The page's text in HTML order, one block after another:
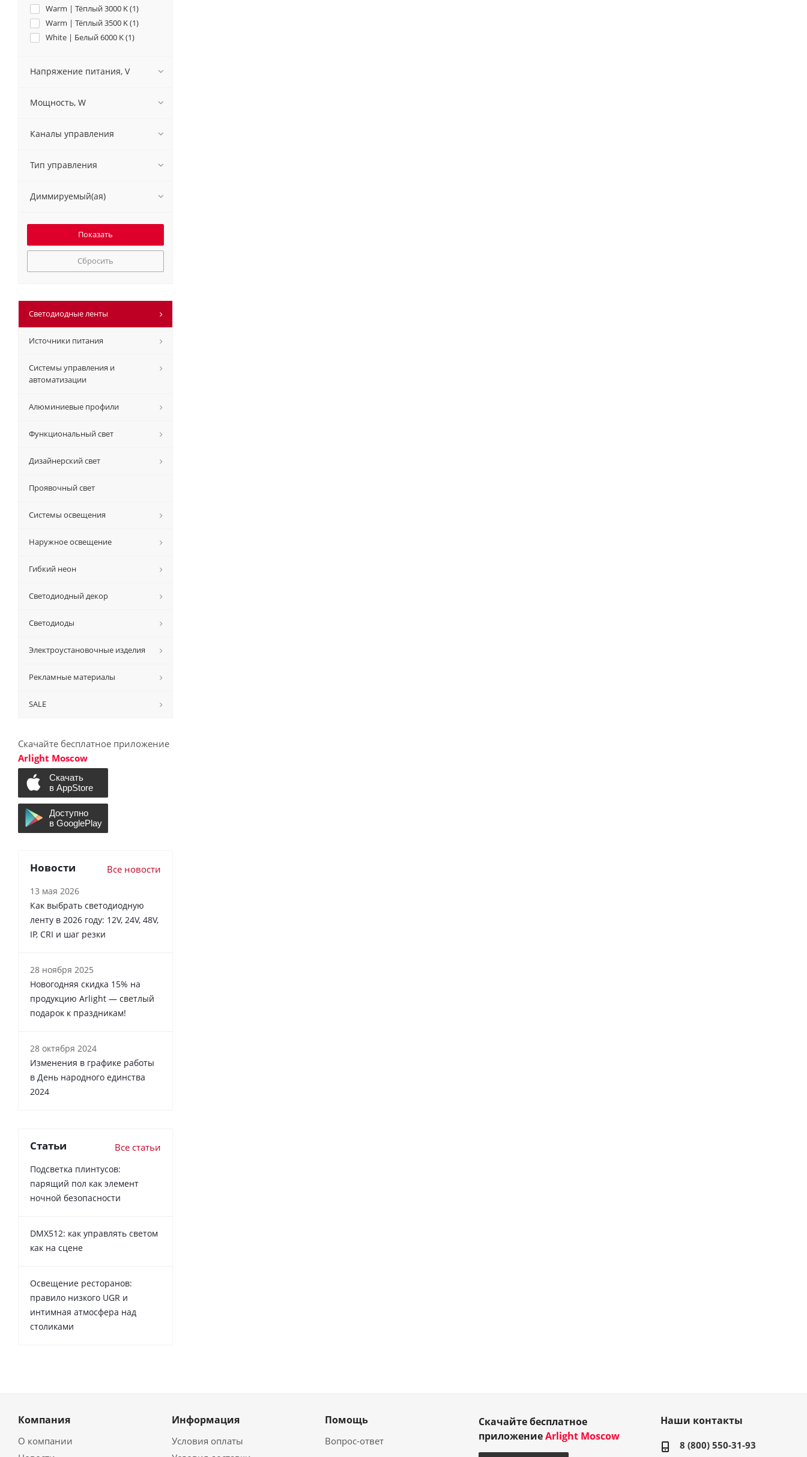
Warm | Тёплый 3000 K (1)
Warm | Тёплый 3500 K (1)
White | Белый 6000 K (1)
Напряжение питания, V
Мощность, W
Каналы управления
Тип управления
Диммируемый(ая)
Сбросить
Светодиодные ленты
Источники питания
Системы управления и
автоматизации
Алюминиевые профили
Функциональный свет
Дизайнерский свет
Проявочный свет
Системы освещения
Наружное освещение
Гибкий неон
Светодиодный декор
Светодиоды
Электроустановочные изделия
Рекламные материалы
SALE
Скачайте бесплатное приложение
Arlight Moscow
Новости Все новости
13 мая 2026
Как выбрать светодиодную
ленту в 2026 году: 12V, 24V, 48V,
IP, CRI и шаг резки
28 ноября 2025
Новогодняя скидка 15% на
продукцию Arlight — светлый
подарок к праздникам!
28 октября 2024
Изменения в графике работы
в День народного единства
2024
Статьи Все статьи
Подсветка плинтусов:
парящий пол как элемент
ночной безопасности
DMX512: как управлять светом
как на сцене
Освещение ресторанов:
правило низкого UGR и
интимная атмосфера над
столиками
Компания
О компании
Информация
Условия оплаты
Помощь
Вопрос-ответ
Скачайте бесплатное
приложениеArlight Moscow
Наши контакты
8 (800) 550-31-93